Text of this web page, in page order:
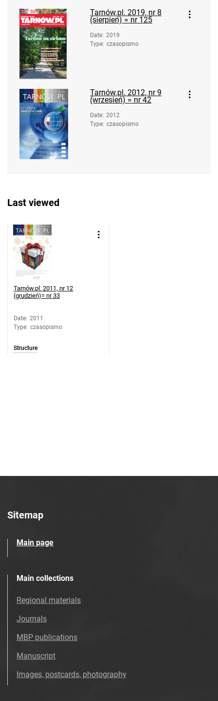
Tarnów.pl. 2019, nr 8
(sierpień) = nr 125
Date: 2019
Type: czasopismo
Tarnów.pl. 2012, nr 9
(wrzesień) = nr 42
Date: 2012
Type: czasopismo
Last viewed
Tarnów.pl. 2011, nr 12
(grudzień)= nr 33
Date: 2011
Type: czasopismo
Structure
Sitemap
Main page
Main collections
Regional materials
Journals
MBP publications
Manuscript
Images, postcards, photography